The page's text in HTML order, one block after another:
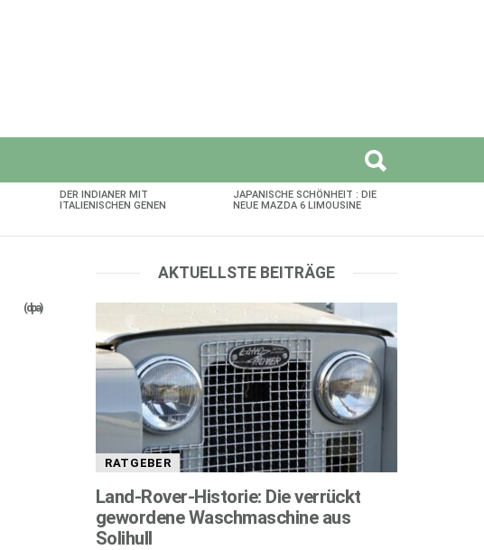
DER INDIANER MIT
ITALIENISCHEN GENEN
JAPANISCHE SCHÖNHEIT : DIE
NEUE MAZDA 6 LIMOUSINE
(dpa)
AKTUELLSTE BEITRÄGE
RATGEBER
Land-Rover-Historie: Die verrückt
gewordene Waschmaschine aus
Solihull